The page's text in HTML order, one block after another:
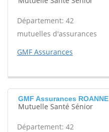
Département: 42
mutuelles d'assurances
GMF Assurances
GMF Assurances ROANNE
Mutuelle Santé Sénior
Département: 42